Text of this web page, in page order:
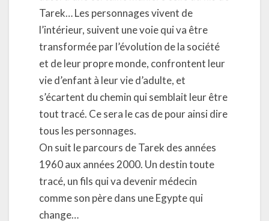
Tarek… Les personnages vivent de
l’intérieur, suivent une voie qui va être
transformée par l’évolution de la société
et de leur propre monde, confrontent leur
vie d’enfant à leur vie d’adulte, et
s’écartent du chemin qui semblait leur être
tout tracé. Ce sera le cas de pour ainsi dire
tous les personnages.
On suit le parcours de Tarek des années
1960 aux années 2000. Un destin toute
tracé, un fils qui va devenir médecin
comme son père dans une Egypte qui
change…